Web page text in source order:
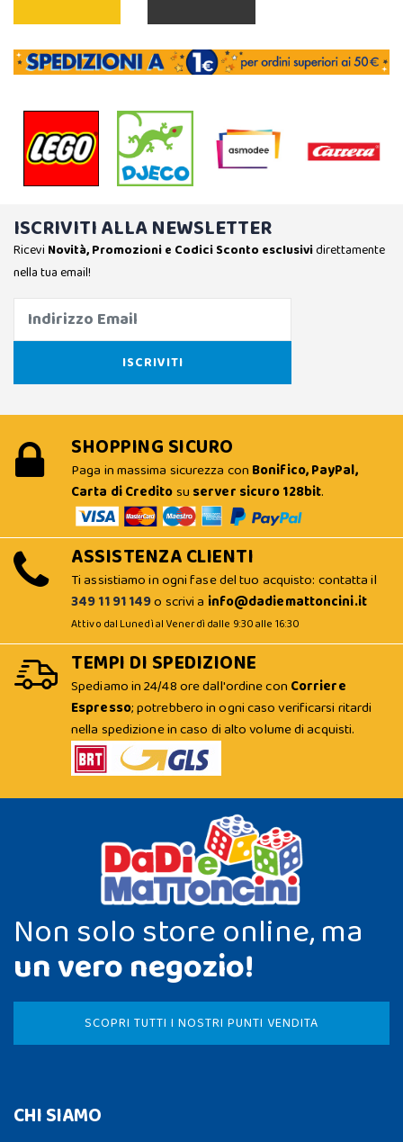
ISCRIVITI ALLA NEWSLETTER
Ricevi Novità, Promozioni e Codici Sconto esclusividirettamente
nella tua email!
SHOPPING SICURO
Paga in massima sicurezza con Bonifico, PayPal,
Carta di Creditosu server sicuro 128bit.
ASSISTENZA CLIENTI
Ti assistiamo in ogni fase del tuo acquisto: contatta il
349 11 91 149o scrivi a info@dadiemattoncini.it
Attivo dal Lunedì al Venerdì dalle 9:30 alle 16:30
TEMPI DI SPEDIZIONE
Spediamo in 24/48 ore dall'ordine con Corriere
Espresso; potrebbero in ogni caso verificarsi ritardi
nella spedizione in caso di alto volume di acquisti.
Non solo store online, ma
un vero negozio!
SCOPRI TUTTI I NOSTRI PUNTI VENDITA
CHI SIAMO